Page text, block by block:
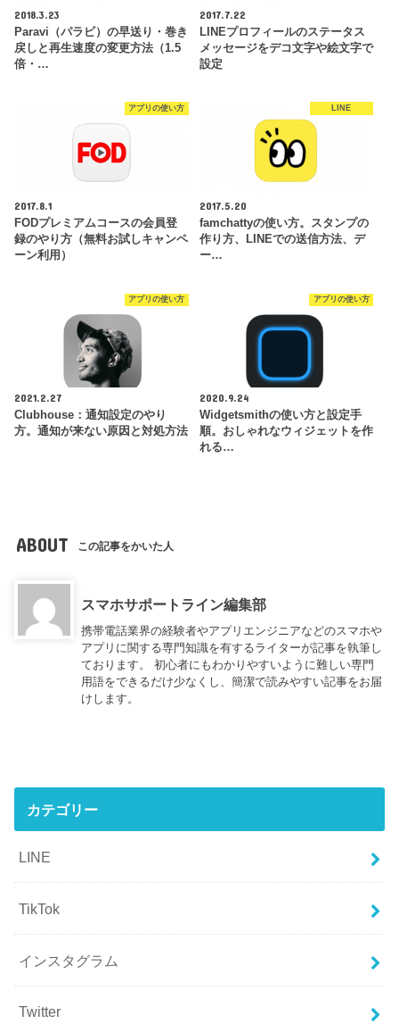
2018.3.23
Paravi（パラビ）の早送り・巻き
戻しと再生速度の変更方法（1.5
倍・…
2017.7.22
LINEプロフィールのステータス
メッセージをデコ文字や絵文字で
設定
アプリの使い方
2017.8.1
FODプレミアムコースの会員登
録のやり方（無料お試しキャンペ
ーン利用）
LINE
2017.5.20
famchattyの使い方。スタンプの
作り方、LINEでの送信方法、デ
ー…
アプリの使い方
2021.2.27
Clubhouse：通知設定のやり
方。通知が来ない原因と対処方法
アプリの使い方
2020.9.24
Widgetsmithの使い方と設定手
順。おしゃれなウィジェットを作
れる…
ABOUT この記事をかいた人
スマホサポートライン編集部
携帯電話業界の経験者やアプリエンジニアなどのスマホや
アプリに関する専門知識を有するライターが記事を執筆し
ております。 初心者にもわかりやすいように難しい専門
用語をできるだけ少なくし、簡潔で読みやすい記事をお届
けします。
カテゴリー
LINE
TikTok
インスタグラム
Twitter